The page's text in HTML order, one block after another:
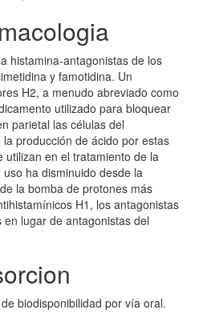
histamina-antagonistas de los
y famotidina. Un
H2, a menudo abreviado como
utilizado para bloquear
parietal las células del
producción de ácido por estas
utilizan en el tratamiento de la
ha disminuido desde la
la bomba de protones más
H1, los antagonistas
lugar de antagonistas del
biodisponibilidad por vía oral.